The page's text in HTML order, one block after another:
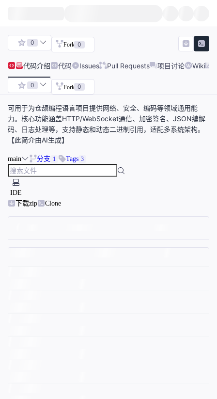
0 Fork 0
代码介绍 代码 Issues Pull Requests 项目讨论 Wiki
0 Fork 0
可用于为仓颉编程语言项目提供网络、安全、编码等领域通用能
力。核心功能涵盖HTTP/WebSocket通信、加密签名、JSON编解
码、日志处理等，支持静态和动态二进制引用，适配多系统架构。
【此简介由AI生成】
main 分支 1 Tags 3
IDE
下载zip
Clone